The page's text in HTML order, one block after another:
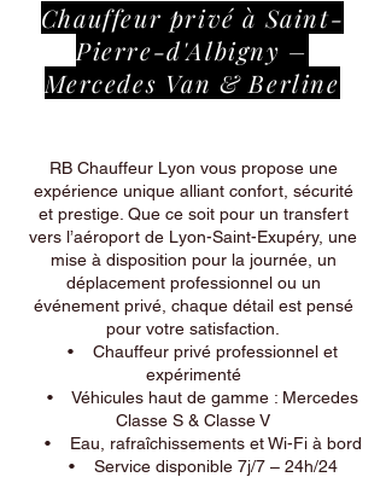
Chauffeur privé à Saint-
Pierre-d'Albigny –
Mercedes Van & Berline
RB Chauffeur Lyon vous propose une
expérience unique alliant confort, sécurité
et prestige. Que ce soit pour un transfert
vers l’aéroport de Lyon-Saint-Exupéry, une
mise à disposition pour la journée, un
déplacement professionnel ou un
événement privé, chaque détail est pensé
pour votre satisfaction.
• Chauffeur privé professionnel et
expérimenté
• Véhicules haut de gamme : Mercedes
Classe S & Classe V
• Eau, rafraîchissements et Wi-Fi à bord
• Service disponible 7j/7 – 24h/24